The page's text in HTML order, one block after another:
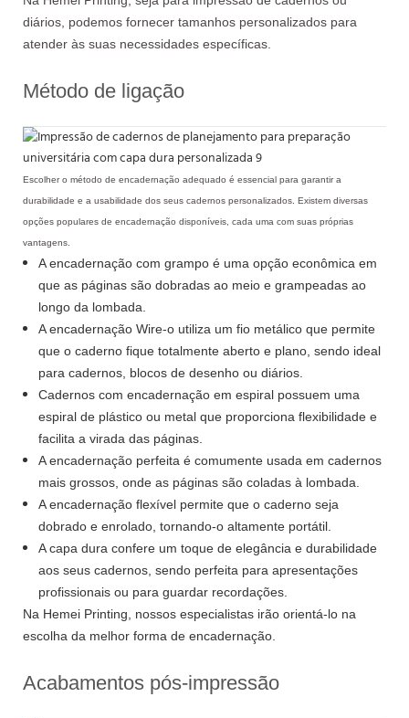
diários, podemos fornecer tamanhos personalizados para
atender às suas necessidades específicas.
Método de ligação
Escolher o método de encadernação adequado é essencial para garantir a
durabilidade e a usabilidade dos seus cadernos personalizados. Existem diversas
opções populares de encadernação disponíveis, cada uma com suas próprias
vantagens.
A encadernação com grampo é uma opção econômica em
que as páginas são dobradas ao meio e grampeadas ao
longo da lombada.
A encadernação Wire-o utiliza um fio metálico que permite
que o caderno fique totalmente aberto e plano, sendo ideal
para cadernos, blocos de desenho ou diários.
Cadernos com encadernação em espiral possuem uma
espiral de plástico ou metal que proporciona flexibilidade e
facilita a virada das páginas.
A encadernação perfeita é comumente usada em cadernos
mais grossos, onde as páginas são coladas à lombada.
A encadernação flexível permite que o caderno seja
dobrado e enrolado, tornando-o altamente portátil.
A capa dura confere um toque de elegância e durabilidade
aos seus cadernos, sendo perfeita para apresentações
profissionais ou para guardar recordações.
Na Hemei Printing, nossos especialistas irão orientá-lo na
escolha da melhor forma de encadernação.
Acabamentos pós-impressão